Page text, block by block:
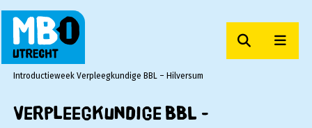
MBO Utrecht
Zoeken
Introductieweek Verpleegkundige BBL – Hilversum
Verpleegkundige BBL -